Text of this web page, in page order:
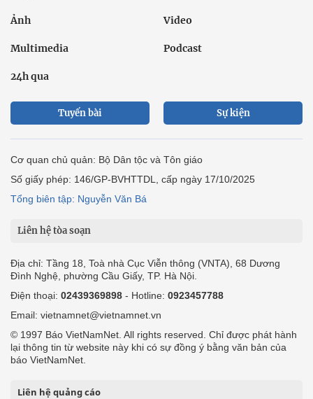
Ảnh Video
Multimedia Podcast
24h qua
Tuyến bài Sự kiện
Cơ quan chủ quản: Bộ Dân tộc và Tôn giáo
Số giấy phép: 146/GP-BVHTTDL, cấp ngày 17/10/2025
Tổng biên tập: Nguyễn Văn Bá
Liên hệ tòa soạn
Địa chỉ: Tầng 18, Toà nhà Cục Viễn thông (VNTA), 68 Dương
Đình Nghệ, phường Cầu Giấy, TP. Hà Nội.
Điện thoại: 02439369898 - Hotline: 0923457788
Email: vietnamnet@vietnamnet.vn
© 1997 Báo VietNamNet. All rights reserved. Chỉ được phát hành
lại thông tin từ website này khi có sự đồng ý bằng văn bản của
báo VietNamNet.
Liên hệ quảng cáo